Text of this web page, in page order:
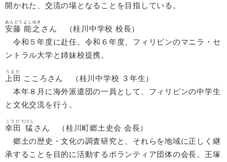
開かれた、交流の場となることを目指している。
安藤
あんどう
能之
よしゆき
さん （​桂川中学校 校長）
令和５年度に赴任。令和６年度、フィリピンのマニラ・セ
ントラル大学と姉妹校提携。
上田
うえだ
こころ​さん （桂川中学校 ３年生）
本年８月に海外派遣団の一員として、フィリピンの中学生
と文化交流を行う。
幸田
こうだ
猛
たけし
さん （桂川町郷土史会 会長）
郷土の歴史・文化の調査研究と、それらを地域に正しく継
承することを目的に活動するボランティア団体の会長。王塚